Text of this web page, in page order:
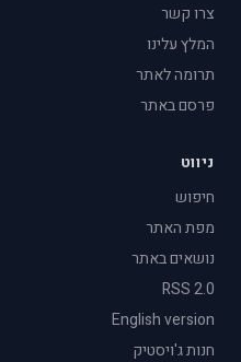
צרו קשר
המלץ עלינו
תרומה לאתר
פרסם באתר
ניווט
חיפוש
מפת האתר
נושאים באתר
RSS 2.0
English version
חנות ג'ויסטיק